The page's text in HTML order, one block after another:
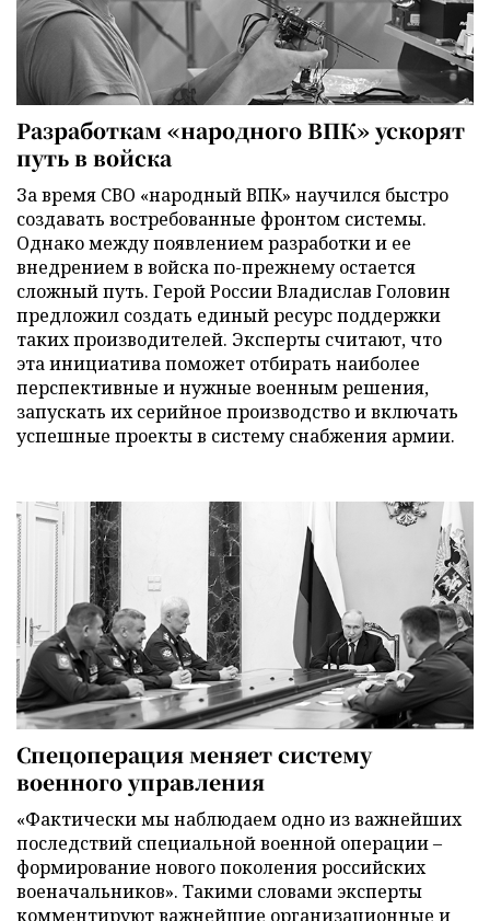
Разработкам «народного ВПК» ускорят
путь в войска
За время СВО «народный ВПК» научился быстро
создавать востребованные фронтом системы.
Однако между появлением разработки и ее
внедрением в войска по-прежнему остается
сложный путь. Герой России Владислав Головин
предложил создать единый ресурс поддержки
таких производителей. Эксперты считают, что
эта инициатива поможет отбирать наиболее
перспективные и нужные военным решения,
запускать их серийное производство и включать
успешные проекты в систему снабжения армии.
Спецоперация меняет систему
военного управления
«Фактически мы наблюдаем одно из важнейших
последствий специальной военной операции –
формирование нового поколения российских
военачальников». Такими словами эксперты
комментируют важнейшие организационные и